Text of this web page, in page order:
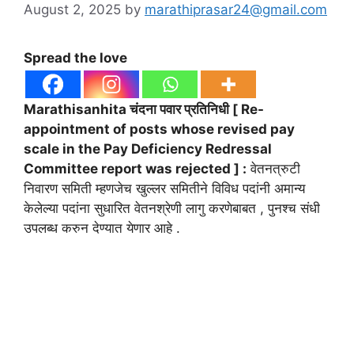
August 2, 2025 by marathiprasar24@gmail.com
Spread the love
Marathisanhita चंदना पवार प्रतिनिधी [ Re-
appointment of posts whose revised pay
scale in the Pay Deficiency Redressal
Committee report was rejected ] : वेतनत्रुटी
निवारण समिती म्हणजेच खुल्लर समितीने विविध पदांनी अमान्य
केलेल्या पदांना सुधारित वेतनश्रेणी लागु करणेबाबत , पुनश्च संधी
उपलब्ध करुन देण्यात येणार आहे .